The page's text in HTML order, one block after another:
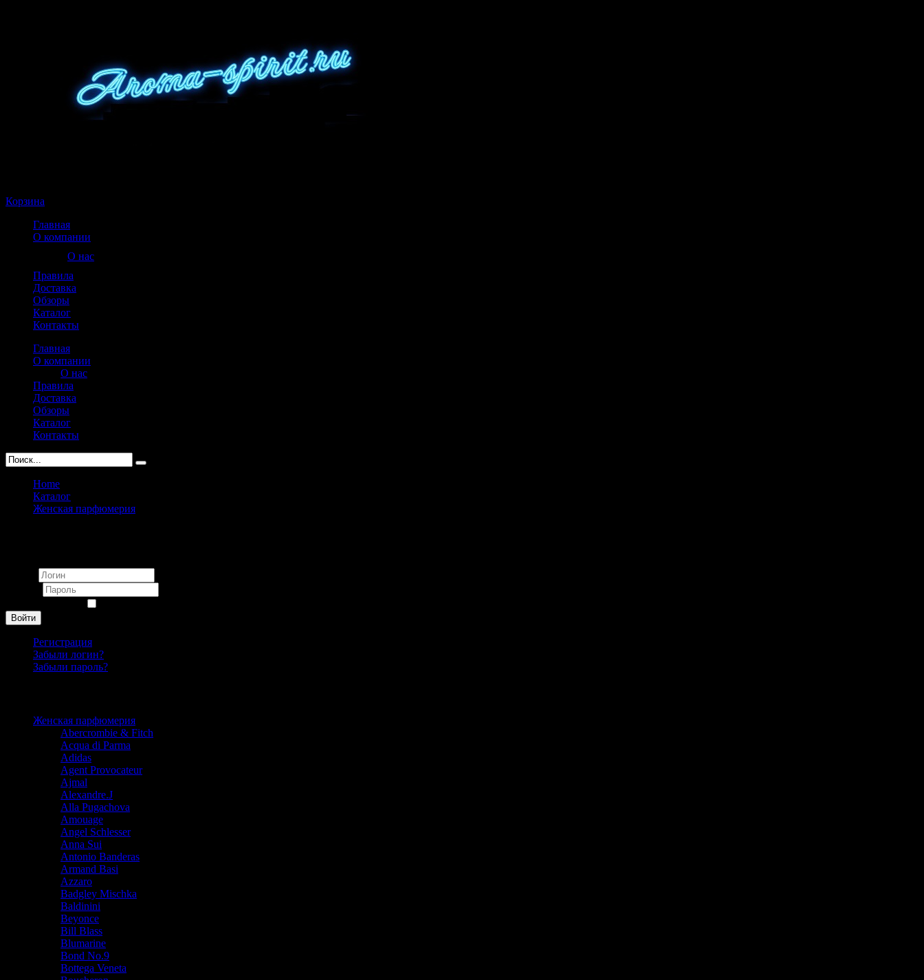
Корзина
Главная
О компании
О нас
Правила
Доставка
Обзоры
Каталог
Контакты
Главная
О компании
О нас
Правила
Доставка
Обзоры
Каталог
Контакты
Home
Каталог
Женская парфюмерия
Войти
Регистрация
Забыли логин?
Забыли пароль?
Женская парфюмерия
Abercrombie & Fitch
Acqua di Parma
Adidas
Agent Provocateur
Ajmal
Alexandre.J
Alla Pugachova
Amouage
Angel Schlesser
Anna Sui
Antonio Banderas
Armand Basi
Azzaro
Badgley Mischka
Baldinini
Beyonce
Bill Blass
Blumarine
Bond No.9
Bottega Veneta